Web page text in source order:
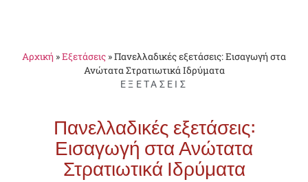
Αρχική »Εξετάσεις »Πανελλαδικές εξετάσεις: Εισαγωγή στα
Ανώτατα Στρατιωτικά Ιδρύματα
ΕΞΕΤΆΣΕΙΣ
Πανελλαδικές εξετάσεις:
Εισαγωγή στα Ανώτατα
Στρατιωτικά Ιδρύματα